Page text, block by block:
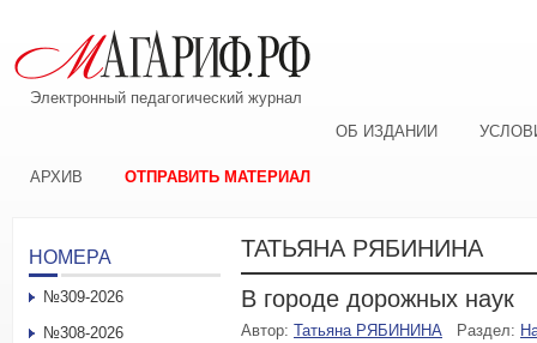
Электронный педагогический журнал
ОБ ИЗДАНИИ
АРХИВ ОТПРАВИТЬ МАТЕРИАЛ
ТАТЬЯНА РЯБИНИНА
В городе дорожных наук
Автор: Татьяна РЯБИНИНА Раздел:
НОМЕРА
№309-2026
№308-2026